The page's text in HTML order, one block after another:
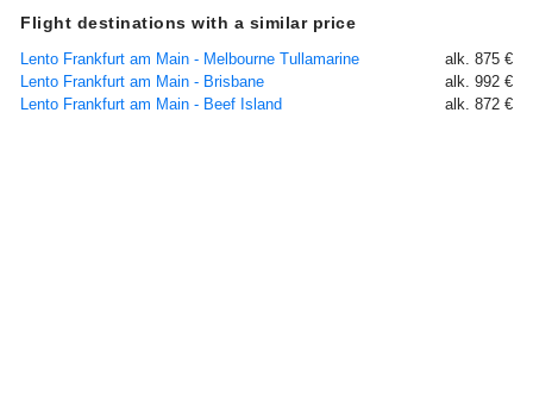
Flight destinations with a similar price
Lento Frankfurt am Main - Melbourne Tullamarine
alk. 875 €
Lento Frankfurt am Main - Brisbane
alk. 992 €
Lento Frankfurt am Main - Beef Island
alk. 872 €